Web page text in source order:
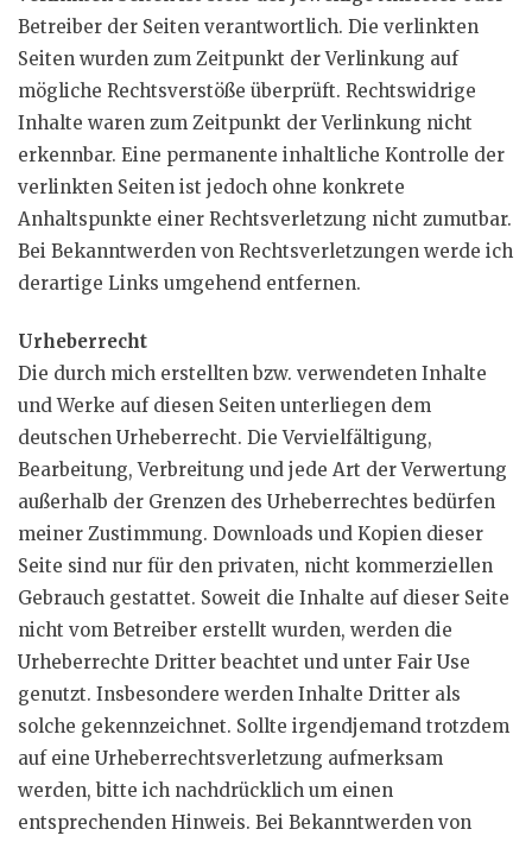
Betreiber der Seiten verantwortlich. Die verlinkten
Seiten wurden zum Zeitpunkt der Verlinkung auf
mögliche Rechtsverstöße überprüft. Rechtswidrige
Inhalte waren zum Zeitpunkt der Verlinkung nicht
erkennbar. Eine permanente inhaltliche Kontrolle der
verlinkten Seiten ist jedoch ohne konkrete
Anhaltspunkte einer Rechtsverletzung nicht zumutbar.
Bei Bekanntwerden von Rechtsverletzungen werde ich
derartige Links umgehend entfernen.
Urheberrecht
Die durch mich erstellten bzw. verwendeten Inhalte
und Werke auf diesen Seiten unterliegen dem
deutschen Urheberrecht. Die Vervielfältigung,
Bearbeitung, Verbreitung und jede Art der Verwertung
außerhalb der Grenzen des Urheberrechtes bedürfen
meiner Zustimmung. Downloads und Kopien dieser
Seite sind nur für den privaten, nicht kommerziellen
Gebrauch gestattet. Soweit die Inhalte auf dieser Seite
nicht vom Betreiber erstellt wurden, werden die
Urheberrechte Dritter beachtet und unter Fair Use
genutzt. Insbesondere werden Inhalte Dritter als
solche gekennzeichnet. Sollte irgendjemand trotzdem
auf eine Urheberrechtsverletzung aufmerksam
werden, bitte ich nachdrücklich um einen
entsprechenden Hinweis. Bei Bekanntwerden von